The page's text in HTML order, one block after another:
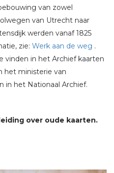
van zowel
van Utrecht naar
werden vanaf 1825
zie: Werk aan de weg .
vinden in het Archief kaarten
het ministerie van
in het Nationaal Archief.
over oude kaarten.